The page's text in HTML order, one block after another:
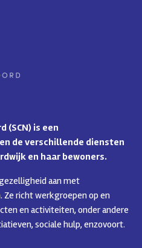
(SCN) is een
de verschillende diensten
en haar bewoners.
aan met
richt werkgroepen op en
en activiteiten, onder andere
sociale hulp, enzovoort.